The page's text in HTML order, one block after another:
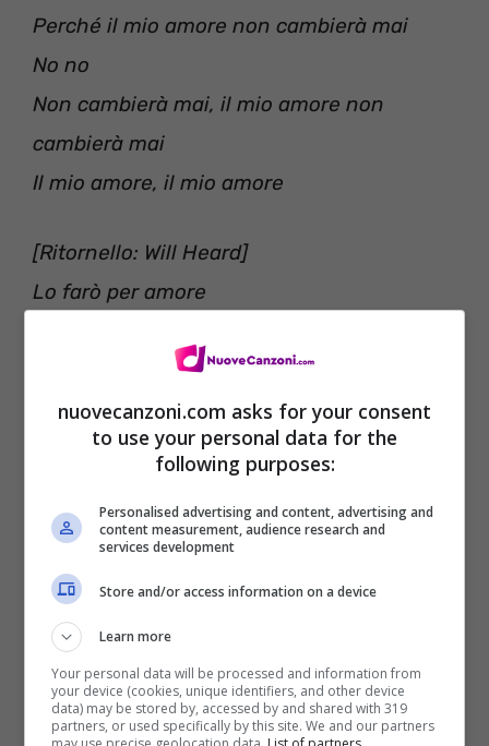
Perché il mio amore non cambierà mai
No no
Non cambierà mai, il mio amore non
cambierà mai
Il mio amore, il mio amore
[Ritornello: Will Heard]
Lo farò per amore
Lo farò per amore
Lo farò per amore, lo farò per amore
[Ritornello: Will Heard]
Lo farò per amore
Lo farò per amore
Lo farò per amore
Lo farò per amore, lo farò per amore
nuovecanzoni.com asks for your consent
to use your personal data for the
following purposes:
Personalised advertising and content, advertising and
content measurement, audience research and
services development
Store and/or access information on a device
Learn more
Your personal data will be processed and information from
your device (cookies, unique identifiers, and other device
data) may be stored by, accessed by and shared with 319
partners, or used specifically by this site. We and our partners